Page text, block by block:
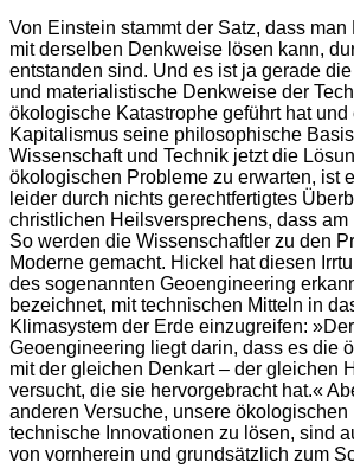
Von Einstein stammt der Satz, dass
mit derselben Denkweise lösen kann,
entstanden sind. Und es ist ja gerade
und materialistische Denkweise der
ökologische Katastrophe geführt hat und
Kapitalismus seine philosophische
Wissenschaft und Technik jetzt die
ökologischen Probleme zu erwarten, ist
leider durch nichts gerechtfertigtes
christlichen Heilsversprechens, dass
So werden die Wissenschaftler zu den
Moderne gemacht. Hickel hat diesen
des sogenannten Geoengineering
bezeichnet, mit technischen Mitteln in
Klimasystem der Erde einzugreifen:
Geoengineering liegt darin, dass es die
mit der gleichen Denkart – der gleichen
versucht, die sie hervorgebracht hat.«
anderen Versuche, unsere ökologischen
technische Innovationen zu lösen, sind
von vornherein und grundsätzlich zum